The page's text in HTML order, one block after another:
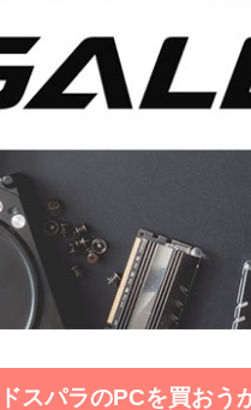
ドスパラのPCを買お